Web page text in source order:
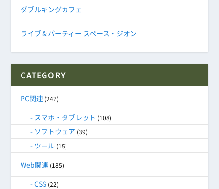
ダブルキングカフェ
ライブ＆パーティー スペース・ジオン
CATEGORY
PC関連 (247)
スマホ・タブレット (108)
ソフトウェア (39)
ツール (15)
Web関連 (185)
CSS (22)